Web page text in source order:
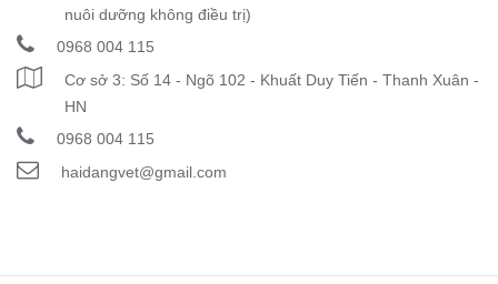
nuôi dưỡng không điều trị)
0968 004 115
Cơ sở 3: Số 14 - Ngõ 102 - Khuất Duy Tiến - Thanh Xuân -
HN
0968 004 115
haidangvet@gmail.com